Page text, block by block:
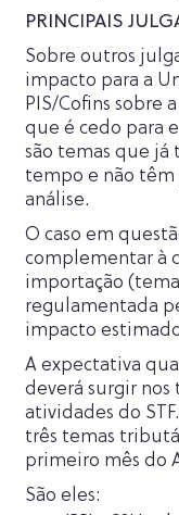
PRINCIPAIS
Sobre outros
impacto para a
PIS/Cofins sobre
que é cedo para
são temas que já
tempo e não têm
análise.
O caso em
complementar à
importação
regulamentada
impacto
A expectativa
deverá surgir
atividades do
três temas
primeiro mês do
São eles: